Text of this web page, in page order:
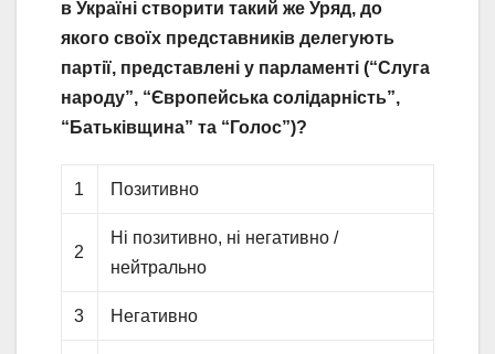
в Україні створити такий же Уряд, до
якого своїх представників делегують
партії, представлені у парламенті (“Слуга
народу”, “Європейська солідарність”,
“Батьківщина” та “Голос”)?
1 Позитивно
2
Ні позитивно, ні негативно /
нейтрально
3 Негативно